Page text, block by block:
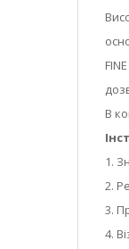
В
1.
2.
3.
4.